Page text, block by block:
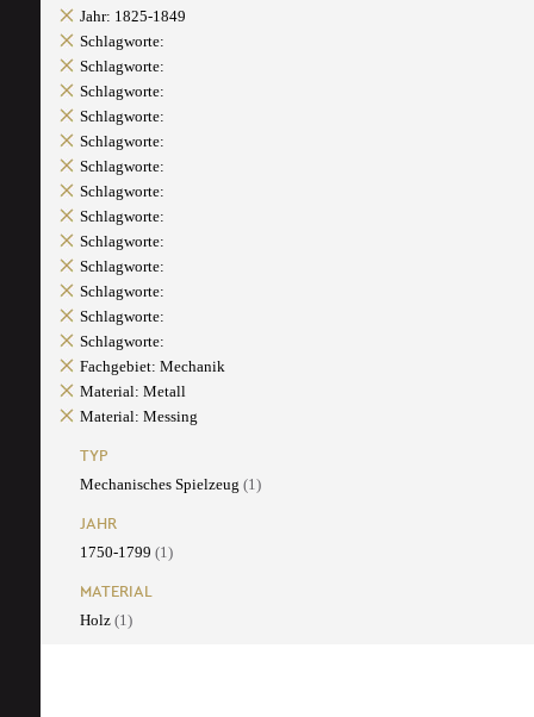
Jahr: 1825-1849
Schlagworte:
Schlagworte:
Schlagworte:
Schlagworte:
Schlagworte:
Schlagworte:
Schlagworte:
Schlagworte:
Schlagworte:
Schlagworte:
Schlagworte:
Schlagworte:
Schlagworte:
Fachgebiet: Mechanik
Material: Metall
Material: Messing
TYP
Mechanisches Spielzeug (1)
JAHR
1750-1799 (1)
MATERIAL
Holz (1)